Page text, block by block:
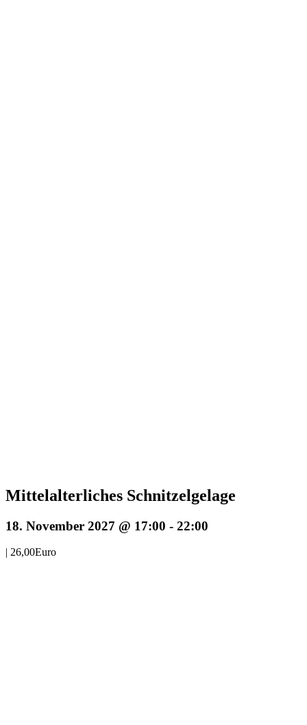
Mittelalterliches Schnitzelgelage
18. November 2027 @ 17:00 - 22:00
| 26,00Euro